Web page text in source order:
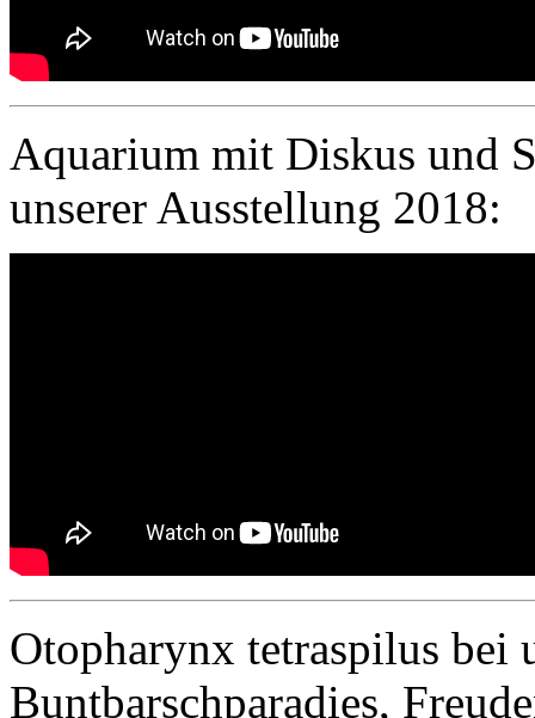
Aquarium mit Diskus und
unserer Ausstellung 2018:
Otopharynx tetraspilus bei
Buntbarschparadies,